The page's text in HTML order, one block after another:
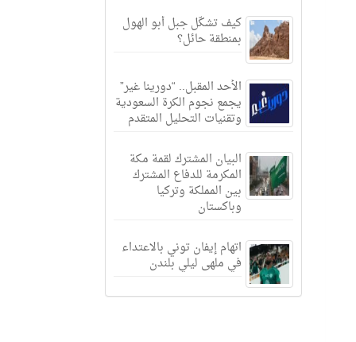
كيف تشكّل جبل أبو الهول
بمنطقة حائل؟
الأحد المقبل.. “دورينا غير”
يجمع نجوم الكرة السعودية
وتقنيات التحليل المتقدم
البيان المشترك لقمة مكة
المكرمة للدفاع المشترك
بين المملكة وتركيا
وباكستان
اتهام إيفان توني بالاعتداء
في ملهى ليلي بلندن